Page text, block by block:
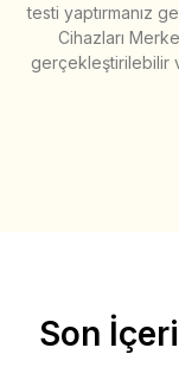
testi yaptırmanız
Cihazları
gerçekleştirilebilir
Son